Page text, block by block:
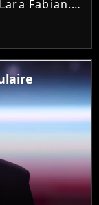
Fabian.
"The
demi-
la "Star
a bouleversé
n'a pas